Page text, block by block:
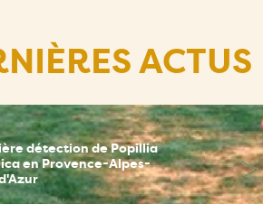
ACTUS
détection de Popillia
en Provence-Alpes-